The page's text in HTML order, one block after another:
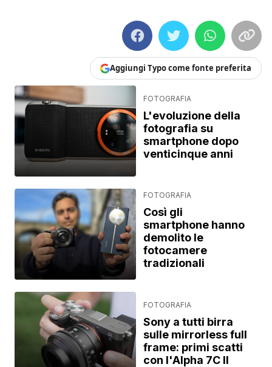
Aggiungi Typo come fonte preferita
FOTOGRAFIA
L'evoluzione della
fotografia su
smartphone dopo
venticinque anni
FOTOGRAFIA
Così gli
smartphone hanno
demolito le
fotocamere
tradizionali
FOTOGRAFIA
Sony a tutti birra
sulle mirrorless full
frame: primi scatti
con l'Alpha 7C II